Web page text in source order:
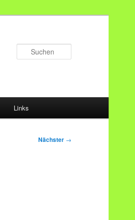
Links
Nächster →